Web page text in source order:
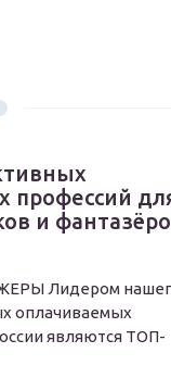
профессий
и
Лидером
оплачиваемых
являются ТОП-